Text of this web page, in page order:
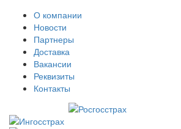
О компании
Новости
Партнеры
Доставка
Вакансии
Реквизиты
Контакты